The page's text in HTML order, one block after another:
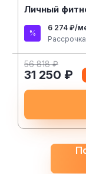
Личный
6 274 ₽/
56 818 ₽
31 250 ₽